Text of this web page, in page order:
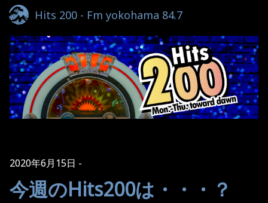
Hits 200 - Fm yokohama 84.7
2020年6月15日
今週のHits200は・・・？